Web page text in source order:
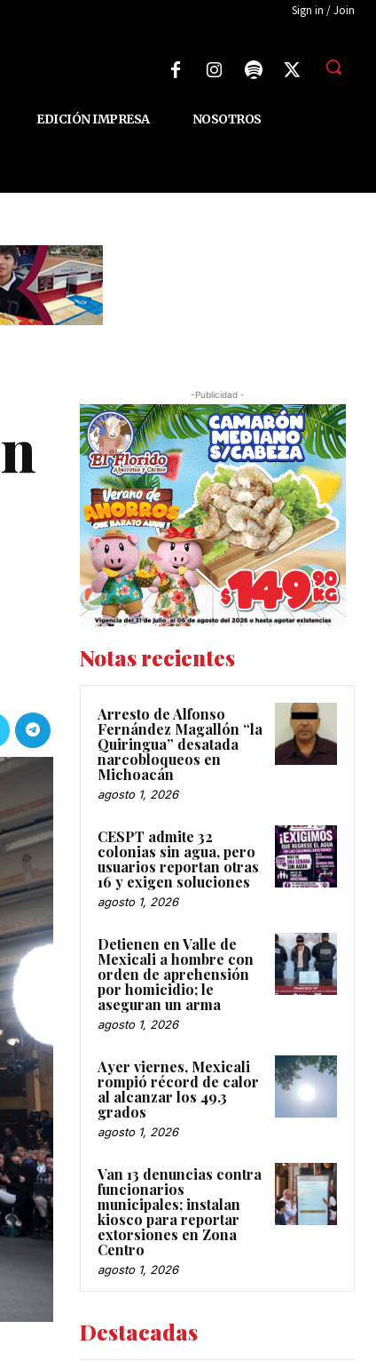
Sign in / Join
EDICIÓN IMPRESA NOSOTROS
-Publicidad -
Notas recientes
Arresto de Alfonso
Fernández Magallón “la
Quiringua” desatada
narcobloqueos en
Michoacán
agosto 1, 2026
CESPT admite 32
colonias sin agua, pero
usuarios reportan otras
16 y exigen soluciones
agosto 1, 2026
Detienen en Valle de
Mexicali a hombre con
orden de aprehensión
por homicidio; le
aseguran un arma
agosto 1, 2026
Ayer viernes, Mexicali
rompió récord de calor
al alcanzar los 49.3
grados
agosto 1, 2026
Van 13 denuncias contra
funcionarios
municipales; instalan
kiosco para reportar
extorsiones en Zona
Centro
agosto 1, 2026
Destacadas